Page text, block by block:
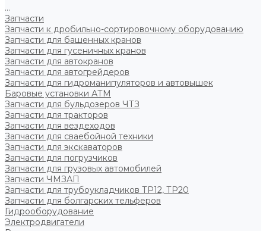
...
Запчасти
Запчасти к дробильно-сортировочному оборудованию
Запчасти для башенных кранов
Запчасти для гусеничных кранов
Запчасти для автокранов
Запчасти для автогрейдеров
Запчасти для гидроманипуляторов и автовышек
Баровые установки АТМ
Запчасти для бульдозеров ЧТЗ
Запчасти для тракторов
Запчасти для вездеходов
Запчасти для сваебойной техники
Запчасти для экскаваторов
Запчасти для погрузчиков
Запчасти для грузовых автомобилей
Запчасти ЧМЗАП
Запчасти для трубоукладчиков ТР12, ТР20
Запчасти для болгарских тельферов
Гидрооборудование
Электродвигатели